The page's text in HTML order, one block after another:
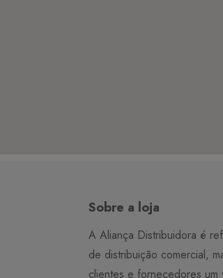
Sobre a loja
A Aliança Distribuidora é
de distribuição comercial,
clientes e fornecedores